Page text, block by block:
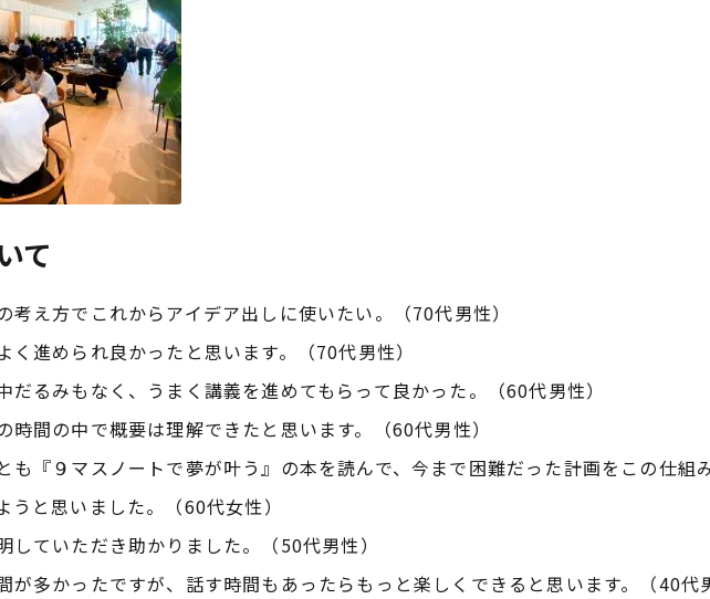
て
考え方でこれからアイデア出しに使いたい。（70代男性）
く進められ良かったと思います。（70代男性）
だるみもなく、うまく講義を進めてもらって良かった。（60代男性）
時間の中で概要は理解できたと思います。（60代男性）
も『９マスノートで夢が叶う』の本を読んで、今まで困難だった計画をこの仕組
うと思いました。（60代女性）
していただき助かりました。（50代男性）
が多かったですが、話す時間もあったらもっと楽しくできると思います。（40代